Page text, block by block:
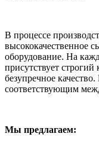
В процессе
высококачественное
оборудование. На
присутствует строгий
безупречное
соответствующим
Мы предлагаем: